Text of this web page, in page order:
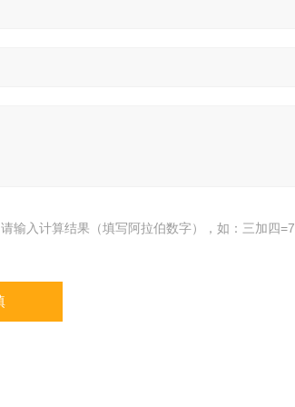
请输入计算结果（填写阿拉伯数字），如：三加四=7